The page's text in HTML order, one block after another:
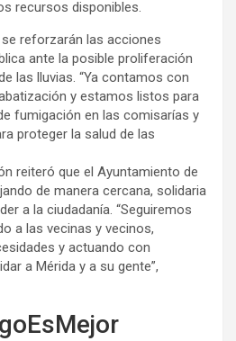
recursos disponibles.
reforzarán las acciones
ante la posible proliferación
las lluvias. “Ya contamos con
y estamos listos para
fumigación en las comisarías y
proteger la salud de las
reiteró que el Ayuntamiento de
de manera cercana, solidaria
a la ciudadanía. “Seguiremos
a las vecinas y vecinos,
y actuando con
a Mérida y a su gente”,